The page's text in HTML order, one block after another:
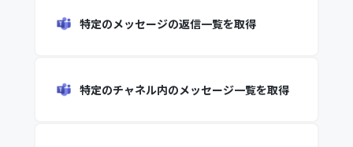
特定のメッセージの返信一覧を取得
特定のチャネル内のメッセージ一覧を取得